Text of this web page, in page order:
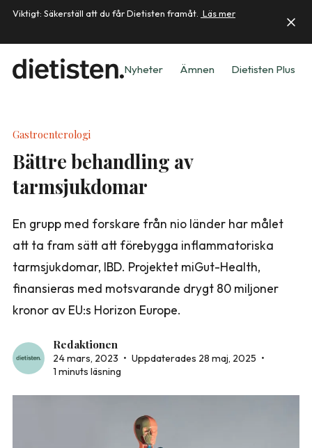
Viktigt: Säkerställ att du får Dietisten framåt. Läs mer
Nyheter Ämnen Dietisten Plus
Gastroenterologi
Bättre behandling av
tarmsjukdomar
En grupp med forskare från nio länder har målet
att ta fram sätt att förebygga inflammatoriska
tarmsjukdomar, IBD. Projektet miGut-Health,
finansieras med motsvarande drygt 80 miljoner
kronor av EU:s Horizon Europe.
Redaktionen
24 mars, 2023 • Uppdaterades 28 maj, 2025 •
1 minuts läsning